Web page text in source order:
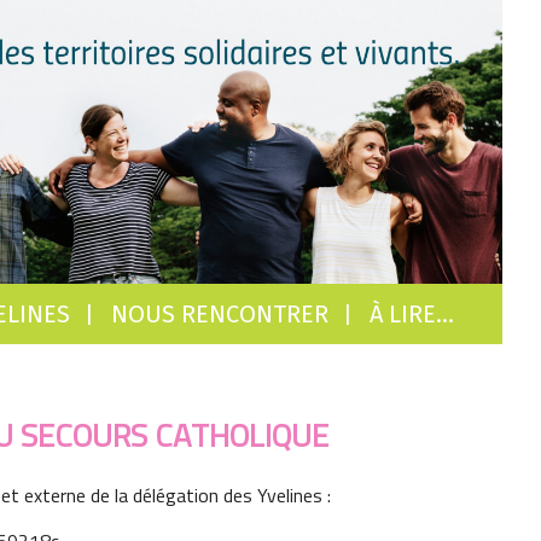
NOUS RENCONTRER À LIRE…
SECOURS CATHOLIQUE
externe de la délégation des Yvelines :